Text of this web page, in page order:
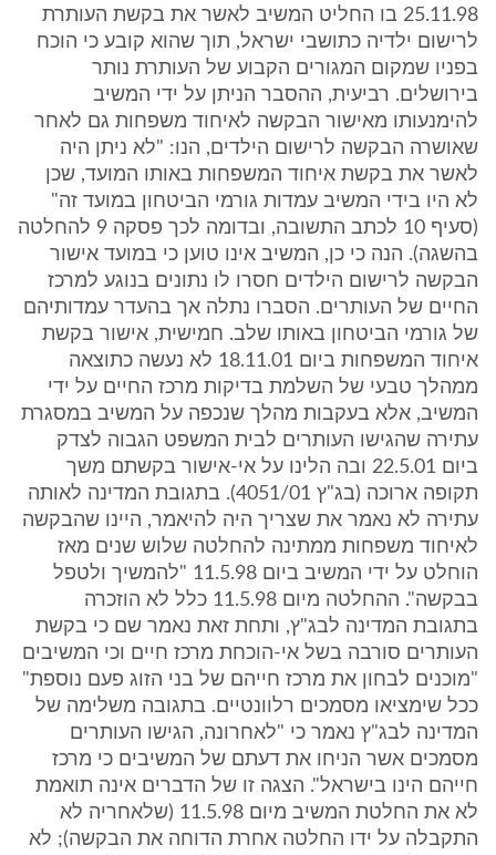
25.11.98 בו החליט המשיב לאשר את בקשת העותרת
לרישום ילדיה כתושבי ישראל, תוך שהוא קובע כי הוכח
בפניו שמקום המגורים הקבוע של העותרת נותר
בירושלים. רביעית, ההסבר הניתן על ידי המשיב
להימנעותו מאישור הבקשה לאיחוד משפחות גם לאחר
שאושרה הבקשה לרישום הילדים, הנו: "לא ניתן היה
לאשר את בקשת איחוד המשפחות באותו המועד, שכן
לא היו בידי המשיב עמדות גורמי הביטחון במועד זה"
(סעיף 10 לכתב התשובה, ובדומה לכך פסקה 9 להחלטה
בהשגה). הנה כי כן, המשיב אינו טוען כי במועד אישור
הבקשה לרישום הילדים חסרו לו נתונים בנוגע למרכז
החיים של העותרים. הסברו נתלה אך בהעדר עמדותיהם
של גורמי הביטחון באותו שלב. חמישית, אישור בקשת
איחוד המשפחות ביום 18.11.01 לא נעשה כתוצאה
ממהלך טבעי של השלמת בדיקות מרכז החיים על ידי
המשיב, אלא בעקבות מהלך שנכפה על המשיב במסגרת
עתירה שהגישו העותרים לבית המשפט הגבוה לצדק
ביום 22.5.01 ובה הלינו על אי-אישור בקשתם משך
תקופה ארוכה (בג"ץ 4051/01). בתגובת המדינה לאותה
עתירה לא נאמר את שצריך היה להיאמר, היינו שהבקשה
לאיחוד משפחות ממתינה להחלטה שלוש שנים מאז
הוחלט על ידי המשיב ביום 11.5.98 "להמשיך ולטפל
בבקשה". ההחלטה מיום 11.5.98 כלל לא הוזכרה
בתגובת המדינה לבג"ץ, ותחת זאת נאמר שם כי בקשת
העותרים סורבה בשל אי-הוכחת מרכז חיים וכי המשיבים
"מוכנים לבחון את מרכז חייהם של בני הזוג פעם נוספת"
ככל שימציאו מסמכים רלוונטיים. בתגובה משלימה של
המדינה לבג"ץ נאמר כי "לאחרונה, הגישו העותרים
מסמכים אשר הניחו את דעתם של המשיבים כי מרכז
חייהם הינו בישראל". הצגה זו של הדברים אינה תואמת
לא את החלטת המשיב מיום 11.5.98 (שלאחריה לא
התקבלה על ידו החלטה אחרת הדוחה את הבקשה); לא